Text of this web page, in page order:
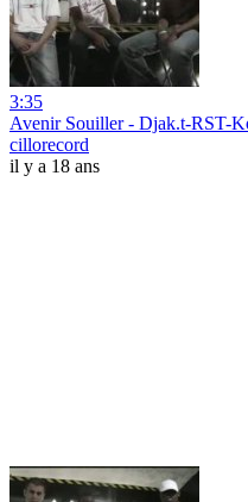
3:35
Avenir Souiller - Djak.t-RST-
cillorecord
il y a 18 ans